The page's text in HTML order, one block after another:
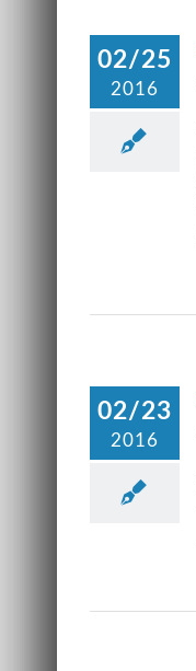
02/25
2016
02/23
2016